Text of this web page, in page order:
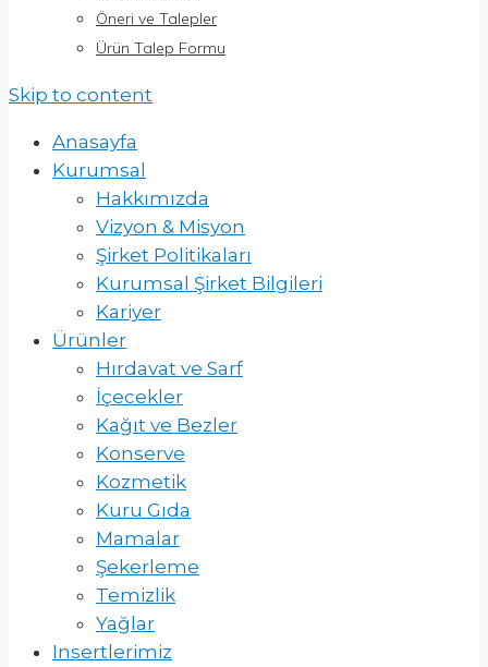
Öneri ve Talepler
Ürün Talep Formu
Skip to content
Anasayfa
Kurumsal
Hakkımızda
Vizyon & Misyon
Şirket Politikaları
Kurumsal Şirket Bilgileri
Kariyer
Ürünler
Hırdavat ve Sarf
İçecekler
Kağıt ve Bezler
Konserve
Kozmetik
Kuru Gıda
Mamalar
Şekerleme
Temizlik
Yağlar
Insertlerimiz